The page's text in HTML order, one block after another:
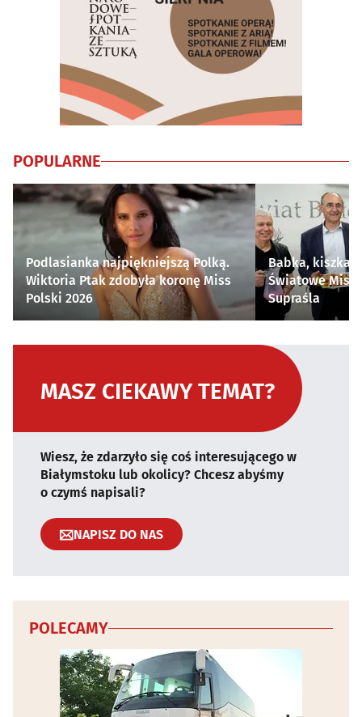
POPULARNE
Podlasianka najpiękniejszą Polką.
Wiktoria Ptak zdobyła koronę Miss
Polski 2026
Babka, kiszka i
Światowe
Supraśla
MASZ CIEKAWY TEMAT?
Wiesz, że zdarzyło się coś interesującego w
Białymstoku lub okolicy? Chcesz abyśmy
o czymś napisali?
NAPISZ DO NAS
POLECAMY